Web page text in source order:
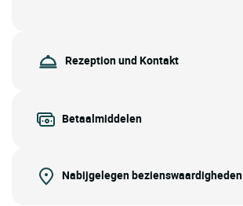
Rezeption und Kontakt
Betaalmiddelen
Nabijgelegen bezienswaardigheden